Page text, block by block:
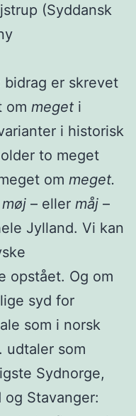
(Syddansk
er skrevet
om meget i
i historisk
to meget
om meget.
møj – eller måj –
Jylland. Vi kan
opstået. Og om
syd for
som i norsk
udtaler som
Sydnorge,
og Stavanger: